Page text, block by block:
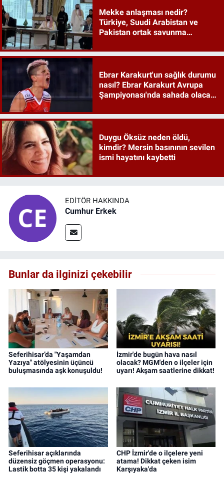
Mekke anlaşması nedir?
Türkiye, Suudi Arabistan ve
Pakistan ortak savunma
Ebrar Karakurt'un sağlık durumu
nasıl? Ebrar Karakurt Avrupa
Şampiyonası'nda sahada olacak
Duygu Öksüz neden öldü,
kimdir? Mersin basınının sevilen
ismi hayatını kaybetti
EDITÖR HAKKINDA
Cumhur Erkek
Bunlar da ilginizi çekebilir
Seferihisar’da "Yaşamdan
Yazıya" atölyesinin üçüncü
buluşmasında aşk konuşuldu!
İzmir'de bugün hava nasıl
olacak? MGM'den o ilçeler için
uyarı! Akşam saatlerine dikkat!
Seferihisar açıklarında
düzensiz göçmen operasyonu:
Lastik botta 35 kişi yakalandı
CHP İzmir'de o ilçelere yeni
atama! Dikkat çeken isim
Karşıyaka'da